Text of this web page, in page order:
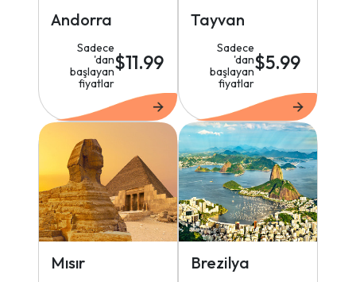
Andorra
Sadece
'dan
başlayan
fiyatlar
$11.99
Tayvan
Sadece
'dan
başlayan
fiyatlar
$5.99
Mısır Brezilya